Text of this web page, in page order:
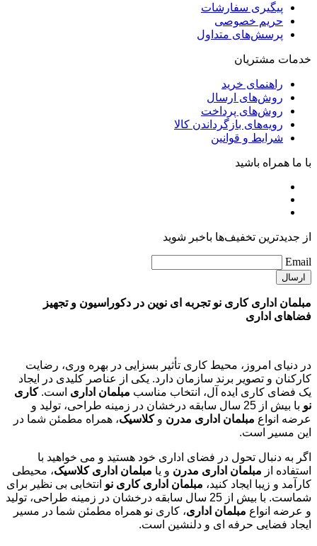
پیگیری سفارشات
حریم خصوصی
پرسش‌های متداول
خدمات مشتریان
راهنمای خرید
روش‌های ارسال
روش‌های پرداخت
رویه‌های بازگرداندن کالا
شرایط و قوانین
با ما همراه باشید
از جدیدترین تخفیف‌ها باخبر شوید
Email
مبلمان اداری کاری نو تجربه ای نوین در دکوراسیون و تجهیز
فضاهای اداری
در دنیای امروز، محیط کاری تأثیر بسزایی در بهره وری، رضایت
کارکنان و تصویر برند سازمان دارد. یکی از عناصر کلیدی در ایجاد
یک فضای کاری ایده آل، انتخاب مناسب مبلمان اداری است.کاری
نو
با بیش از 25 سال سابقه درخشان در زمینه طراحی، تولید و
عرضه انواع مبلمان اداری مدرن وکلاسیک، همراه مطمئن شما در
این مسیر است.
اگر به دنبال تحول در فضای اداری خود هستید و می خواهید با
استفاده از مبلمان اداری مدرن و یا مبلمان اداری کلاسیک، محیطی
کارآمد و زیبا ایجاد کنید، مبلمان اداری کاری نو انتخابی بی نظیر برای
شماست. با بیش از 25 سال سابقه درخشان در زمینه طراحی، تولید
و عرضه انواع مبلمان اداری، کاری نو همراه مطمئن شما در مسیر
ایجاد فضایی حرفه ای و دلنشین است.